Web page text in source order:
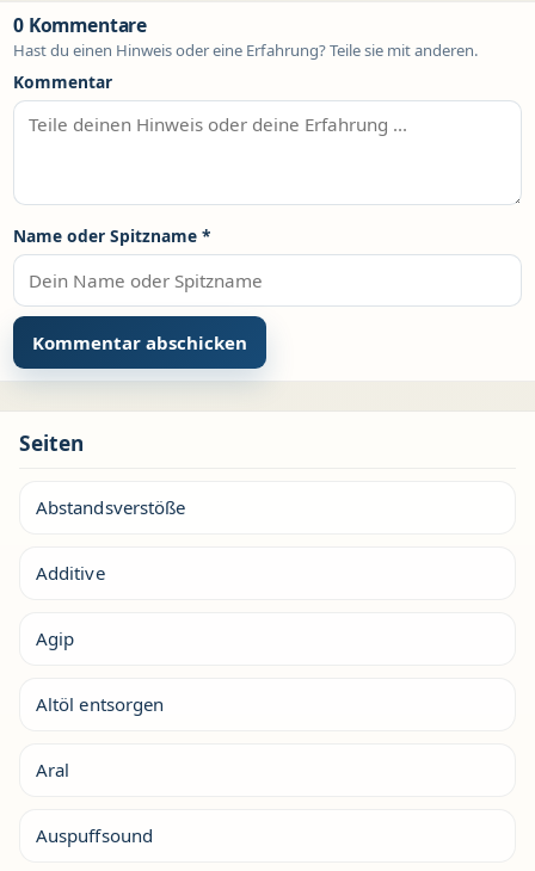
0 Kommentare
Hast du einen Hinweis oder eine Erfahrung? Teile sie mit anderen.
Kommentar
Name oder Spitzname *
Seiten
Abstandsverstöße
Additive
Agip
Altöl entsorgen
Aral
Auspuffsound